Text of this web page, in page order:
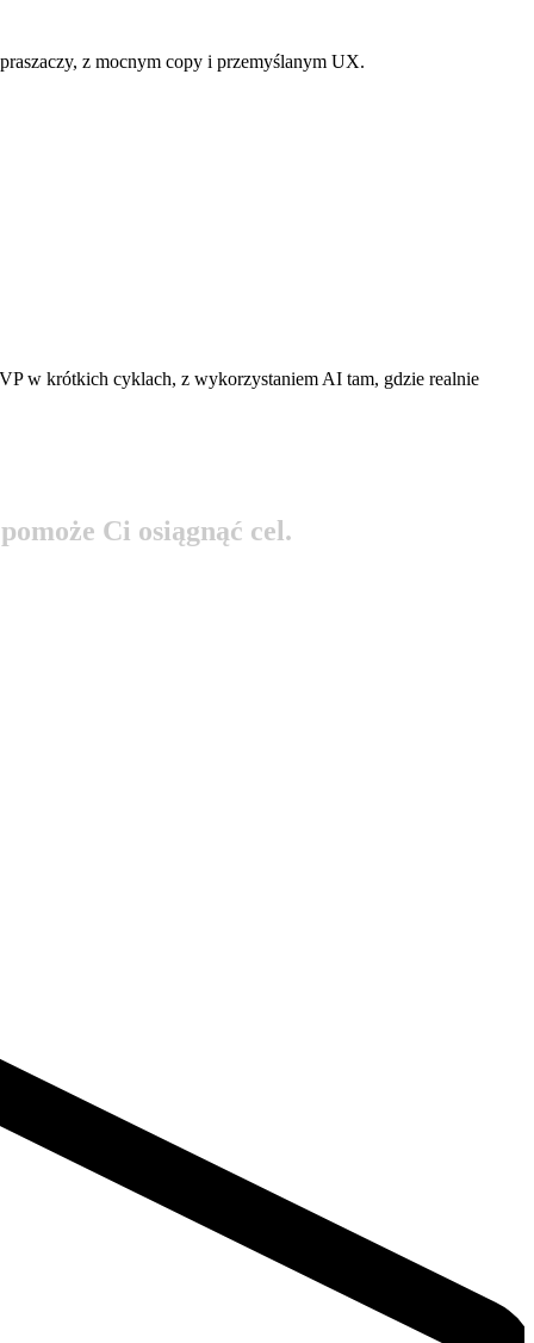
z mocnym copy i przemyślanym UX.
w krótkich cyklach, z wykorzystaniem AI tam, gdzie realnie
pomoże Ci osiągnąć cel.